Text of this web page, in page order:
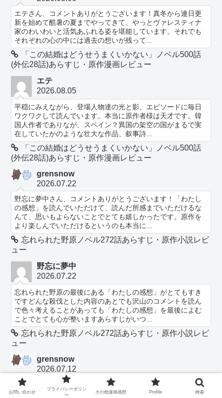
エテさん、コメントありがとうございます！真冬から連日更
新を始めて酷暑の夏までやってきて、やっとヴァレスティナ
家のわいわいと活気あふれる姿を堪能しています。それでも
それぞれの心の中には過去の想いが残って...
「この結婚はどうせうまくいかない」ノベル500話
(外伝28話)あらすじ・原作漫画レビュー
エテ
2026.08.05
平穏にみえながら、登場人物達の光と影、エピソードに毎日
ワクワクして読んでいます。本当に原作者様は天才です。韓
国人作者でありなが、スペイン？異国の架空の国がまるで実
在していたかのような壮大な作品、叙事詩...
「この結婚はどうせうまくいかない」ノベル500話
(外伝28話)あらすじ・原作漫画レビュー
grensnow
2026.07.22
野忘に夢中さん、コメントありがとうございます！「わたし
の感想」を読んでいただけて、読んだ所感までいただけるな
んて、思いもよらないことでとても嬉しかったです。原作を
より楽しんでいただけるというのも本当に...
忘れられた野原ノベル272話あらすじ・原作小説レビ
ュー
野忘に夢中
2026.07.22
忘れられた野原の最後にある「わたしの感想」がとてもすき
ですどんな殺伐とした内容のあとでも沢山のコメントを読ん
で色々考えることがあっても「わたしの感想」を最後によむ
ことでとても心が整いますあらすじがいつ...
忘れられた野原ノベル272話あらすじ・原作小説レビ
ュー
grensnow
2026.07.12
エテさん、コメントありがとうございます！素敵ですよね！
義実家とルシアーノとお父さんまで集まった微笑ましい姿。
お問い合わせ
プライバシーポリシ
ー
その他漫画感想 Profile 検索